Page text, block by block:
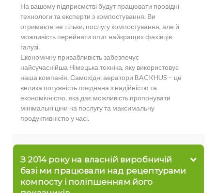
На вашому підприємстві будут працювати провідні
технологи та експерти з компостування. Ви
отримаєте не тільки, послугу компостування, але й
можливість перейняти опит найкращих фахівців
галузі.
Економічну привабливість забезпечує
найсучаснійша Німецька техніка, яку використовує
наша компанія. Самохідні аератори BACKHUS – це
велика потужність поєднана з надійністю та
економічністю, яка дає можливість пропонувати
мінімальні ціни на послугу та максимальну
продуктивністю у часі.
З 2014 року на власній виробничій
базі ми працювали над рецептурами
компосту і поліпшенням його